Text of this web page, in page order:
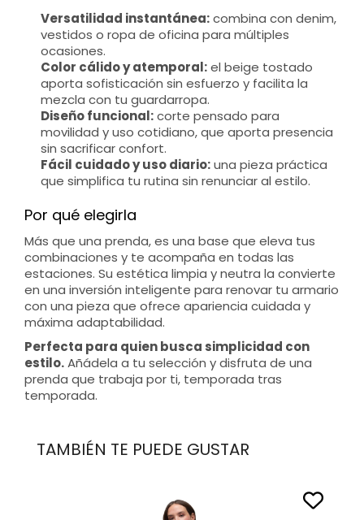
Versatilidad instantánea:combina con denim,
vestidos o ropa de oficina para múltiples
ocasiones.
Color cálido y atemporal:el beige tostado
aporta sofisticación sin esfuerzo y facilita la
mezcla con tu guardarropa.
Diseño funcional:corte pensado para
movilidad y uso cotidiano, que aporta presencia
sin sacrificar confort.
Fácil cuidado y uso diario:una pieza práctica
que simplifica tu rutina sin renunciar al estilo.
Por qué elegirla
Más que una prenda, es una base que eleva tus
combinaciones y te acompaña en todas las
estaciones. Su estética limpia y neutra la convierte
en una inversión inteligente para renovar tu armario
con una pieza que ofrece apariencia cuidada y
máxima adaptabilidad.
Perfecta para quien busca simplicidad con
estilo.Añádela a tu selección y disfruta de una
prenda que trabaja por ti, temporada tras
temporada.
TAMBIÉN TE PUEDE GUSTAR